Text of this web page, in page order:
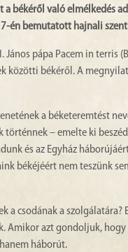
békéről való elmélkedés
én bemutatott hajnali
pápa Pacem in terris
közötti békéről. A
a béketeremtést
– emelte ki
és az Egyház
békéjéért nem teszünk
csodának a
Amikor azt gondoljuk,
háborút.